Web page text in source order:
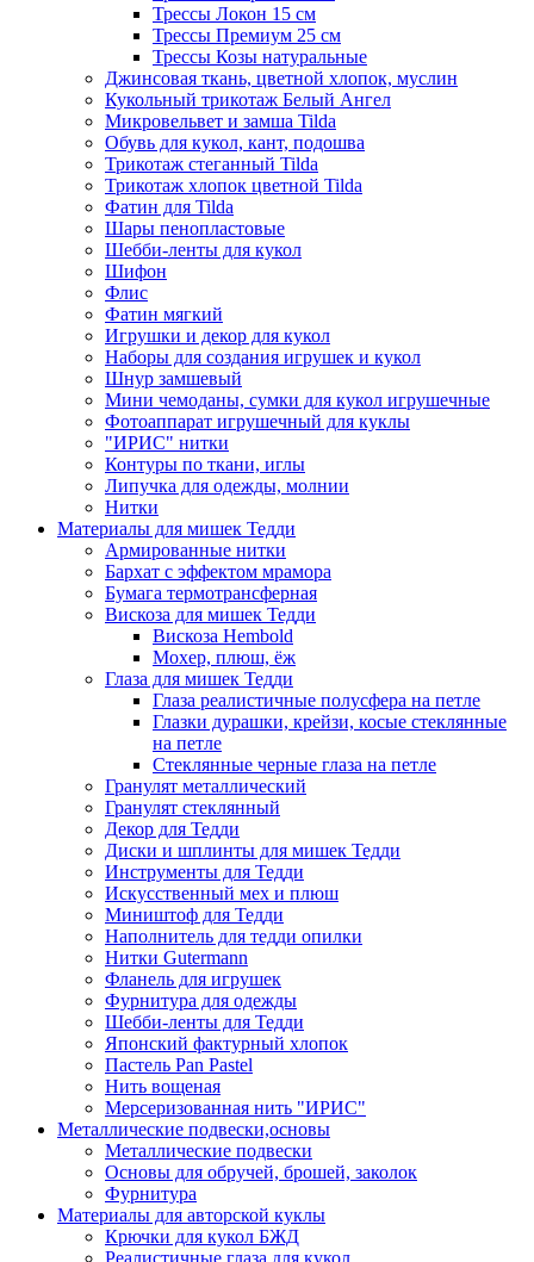
Трессы Локон 15 см
Трессы Премиум 25 см
Трессы Козы натуральные
Джинсовая ткань, цветной хлопок, муслин
Кукольный трикотаж Белый Ангел
Микровельвет и замша Tilda
Обувь для кукол, кант, подошва
Трикотаж стеганный Tilda
Трикотаж хлопок цветной Tilda
Фатин для Tilda
Шары пенопластовые
Шебби-ленты для кукол
Шифон
Флис
Фатин мягкий
Игрушки и декор для кукол
Наборы для создания игрушек и кукол
Шнур замшевый
Мини чемоданы, сумки для кукол игрушечные
Фотоаппарат игрушечный для куклы
"ИРИС" нитки
Контуры по ткани, иглы
Липучка для одежды, молнии
Нитки
Материалы для мишек Тедди
Армированные нитки
Бархат с эффектом мрамора
Бумага термотрансферная
Вискоза для мишек Тедди
Вискоза Hembold
Мохер, плюш, ёж
Глаза для мишек Тедди
Глаза реалистичные полусфера на петле
Глазки дурашки, крейзи, косые стеклянные
на петле
Стеклянные черные глаза на петле
Гранулят металлический
Гранулят стеклянный
Декор для Тедди
Диски и шплинты для мишек Тедди
Инструменты для Тедди
Искусственный мех и плюш
Миништоф для Тедди
Наполнитель для тедди опилки
Нитки Gutermann
Фланель для игрушек
Фурнитура для одежды
Шебби-ленты для Тедди
Японский фактурный хлопок
Пастель Pan Pastel
Нить вощеная
Мерсеризованная нить "ИРИС"
Металлические подвески,основы
Металлические подвески
Основы для обручей, брошей, заколок
Фурнитура
Материалы для авторской куклы
Крючки для кукол БЖД
Реалистичные глаза для кукол